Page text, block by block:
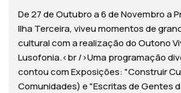
De 27 de Outubro a 6 de Novembro a
Ilha Terceira, viveu momentos de
cultural com a realização do Outono
Lusofonia.<br />Uma programação
contou com Exposições: "Construir
Comunidades) e "Escritas de Gentes